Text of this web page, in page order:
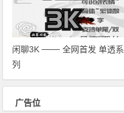
闲聊3K ─── 全网首发 单透系
列
广告位